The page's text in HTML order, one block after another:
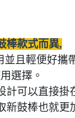
棒款式而異,
且輕便好攜
選擇。
計可以直接掛
鼓棒也就更